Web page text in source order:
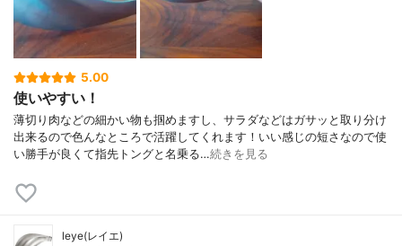
5.00
使いやすい！
薄切り肉などの細かい物も掴めますし、サラダなどはガサッと取り分け
出来るので色んなところで活躍してくれます！いい感じの短さなので使
い勝手が良くて指先トングと名乗る…続きを見る
leye(レイエ)